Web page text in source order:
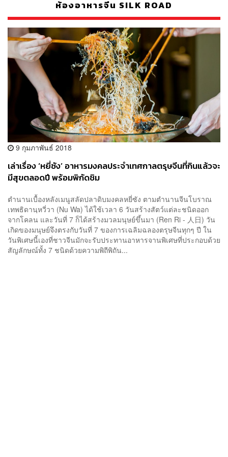
ห้องอาหารจีน SILK ROAD
9 กุมภาพันธ์ 2018
เล่าเรื่อง ‘หยี่ซัง’ อาหารมงคลประจำเทศกาลตรุษจีนที่กินแล้วจะ
มีสุขตลอดปี พร้อมพิกัดชิม
ตำนานเบื้องหลังเมนูสลัดปลาดิบมงคลหยี่ซัง ตามตำนานจีนโบราณ
เทพธิดานฺหวี่วา (Nu Wa) ได้ใช้เวลา 6 วันสร้างสัตว์แต่ละชนิดออก
จากโคลน และวันที่ 7 ก็ได้สร้างมวลมนุษย์ขึ้นมา (Ren Ri - 人日) วัน
เกิดของมนุษย์จึงตรงกับวันที่ 7 ของการเฉลิมฉลองตรุษจีนทุกๆ ปี ใน
วันพิเศษนี้เองที่ชาวจีนมักจะรับประทานอาหารจานพิเศษ​ที่ประกอบด้วย
สัญลักษณ์ทั้ง 7 ชนิดด้วยความพิถีพิถัน...